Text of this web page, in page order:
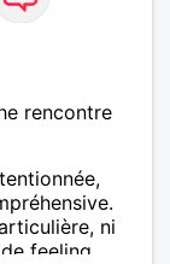
rencontre
ni
feeling.